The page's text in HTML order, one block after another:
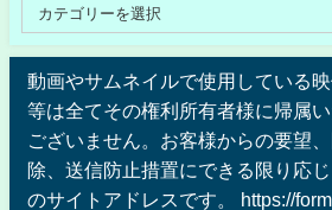
動画やサムネイルで使用している
等は全てその権利所有者様に帰属
ございません。お客様からの要望
除、送信防止措置にできる限り応
のサイトアドレスです。 https://